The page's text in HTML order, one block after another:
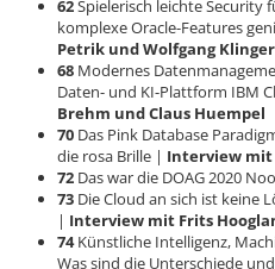
62Spielerisch leichte Security
komplexe Oracle-Features
Petrik und Wolfgang Klinger
68 Modernes
Daten- und KI-Plattform IBM
Brehm und Claus Huempel
70 Das Pink Database
die rosa Brille | Interview mit
72 Das war die DOAG 2020
73 Die Cloud an sich ist keine
| Interview mit Frits
74Künstliche Intelligenz,
Was sind die Unterschiede